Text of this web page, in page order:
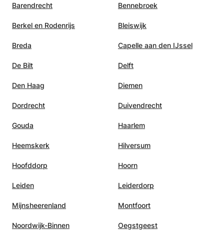
Barendrecht Bennebroek
Berkel en Rodenrijs Bleiswijk
Breda Capelle aan den IJssel
De Bilt Delft
Den Haag Diemen
Dordrecht Duivendrecht
Gouda Haarlem
Heemskerk Hilversum
Hoofddorp Hoorn
Leiden Leiderdorp
Mijnsheerenland Montfoort
Noordwijk-Binnen Oegstgeest